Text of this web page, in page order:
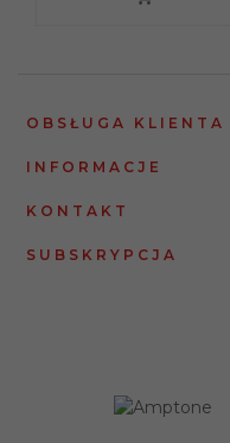
OBSŁUGA KLIENTA
INFORMACJE
KONTAKT
SUBSKRYPCJA